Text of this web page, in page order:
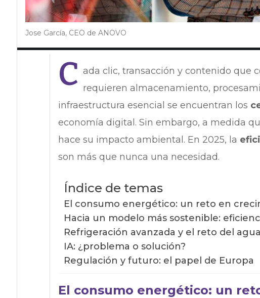
Jose García, CEO de ANOVO
C ada clic, transacción y contenido que
requieren almacenamiento,
infraestructura esencial se encuentran los
economía digital. Sin embargo, a medida
hace su impacto ambiental. En 2025, la
son más que nunca una necesidad.
Índice de temas
El consumo energético: un reto en
Hacia un modelo más sostenible:
Refrigeración avanzada y el reto del agua
IA: ¿problema o solución?
Regulación y futuro: el papel de Europa
El consumo energético: un